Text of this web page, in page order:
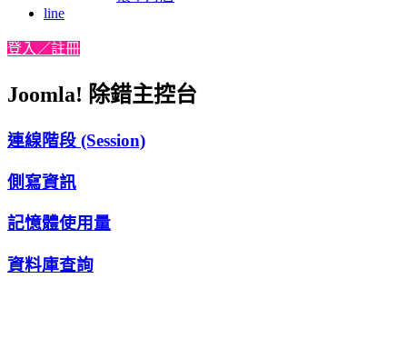
line
登入／註冊
Joomla! 除錯主控台
連線階段 (Session)
側寫資訊
記憶體使用量
資料庫查詢